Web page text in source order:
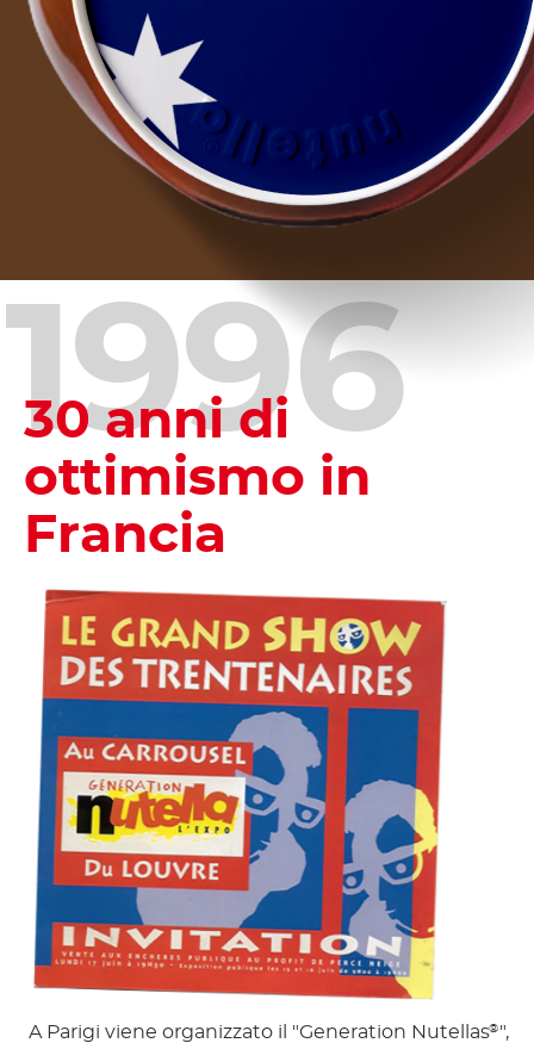
1996
30 anni di
ottimismo in
Francia
A Parigi viene organizzato il "Generation Nutellas® ",